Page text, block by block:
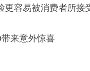
容易被消费者所接